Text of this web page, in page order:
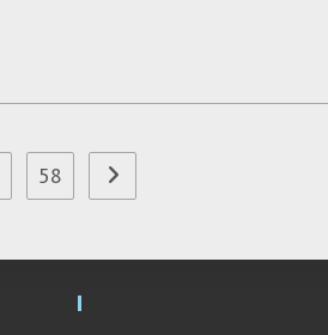
58 Ir a la página siguiente